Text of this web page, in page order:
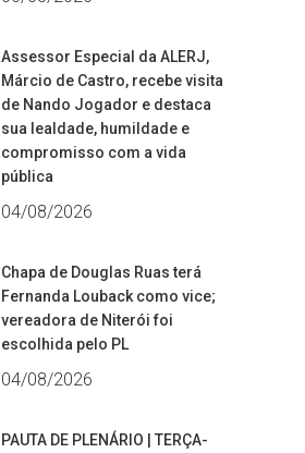
Assessor Especial da ALERJ,
Márcio de Castro, recebe visita
de Nando Jogador e destaca
sua lealdade, humildade e
compromisso com a vida
pública
04/08/2026
Chapa de Douglas Ruas terá
Fernanda Louback como vice;
vereadora de Niterói foi
escolhida pelo PL
04/08/2026
PAUTA DE PLENÁRIO | TERÇA-